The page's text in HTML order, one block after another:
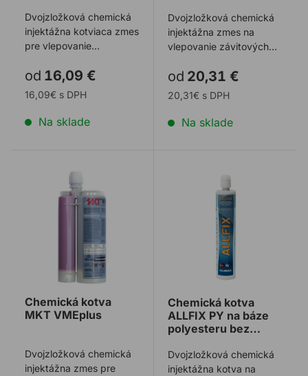
Dvojzložková chemická
injektážna kotviaca zmes
pre vlepovanie
betonárskej výstuž ...
od 16,09 €
16,09€ s DPH
Na sklade
Dvojzložková chemická
injektážna zmes na
vlepovanie závitových
výstuže do rôzny ...
od 20,31 €
20,31€ s DPH
Na sklade
Chemická kotva MKT VMEplus
Chemická kotva
MKT VMEplus
Dvojzložková chemická
injektážna zmes pre
Chemická kotva
ALLFIX PY na báze
polyesteru bez
Dvojzložková chemická
injektážna kotva na